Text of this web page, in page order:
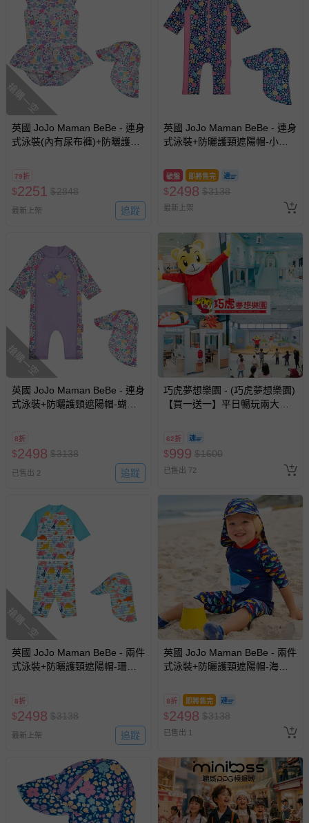
搶購一空
英國 JoJo Maman BeBe - 連身
式泳裝(內有尿布褲)+防曬護頸
79折
$2251 $2848
最新上架 追蹤
英國 JoJo Maman BeBe - 連身
式泳裝+防曬護頸遮陽帽-小小
_JJL2863
破盤 即將售完
$2498 $3138
最新上架
搶購一空
英國 JoJo Maman BeBe - 連身
式泳裝+防曬護頸遮陽帽-蝴蝶
8折
$2498 $3138
已售出 2 追蹤
巧虎夢想樂園 - (巧虎夢想樂園)
【買一送一】平日暢玩兩大一
換，贈送券現場領取)-效期至
2026/10/16 正券逾期視同現金
券使用
62折
$999 $1600
已售出 72
搶購一空
英國 JoJo Maman BeBe - 兩件
式泳裝+防曬護頸遮陽帽-珊瑚
8折
$2498 $3138
最新上架 追蹤
英國 JoJo Maman BeBe - 兩件
式泳裝+防曬護頸遮陽帽-海中
_JJH1311
8折 即將售完
$2498 $3138
已售出 1